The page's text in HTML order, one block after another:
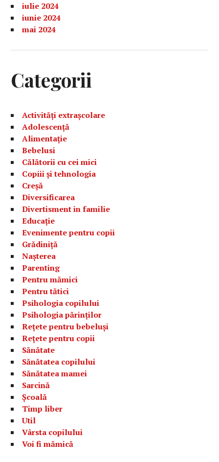
iulie 2024
iunie 2024
mai 2024
Categorii
Activități extrașcolare
Adolescență
Alimentație
Bebelusi
Călătorii cu cei mici
Copiii și tehnologia
Creșă
Diversificarea
Divertisment in familie
Educație
Evenimente pentru copii
Grădiniță
Nașterea
Parenting
Pentru mămici
Pentru tătici
Psihologia copilului
Psihologia părinților
Rețete pentru bebeluși
Rețete pentru copii
Sănătate
Sănătatea copilului
Sănătatea mamei
Sarcină
Școală
Timp liber
Util
Vârsta copilului
Voi fi mămică